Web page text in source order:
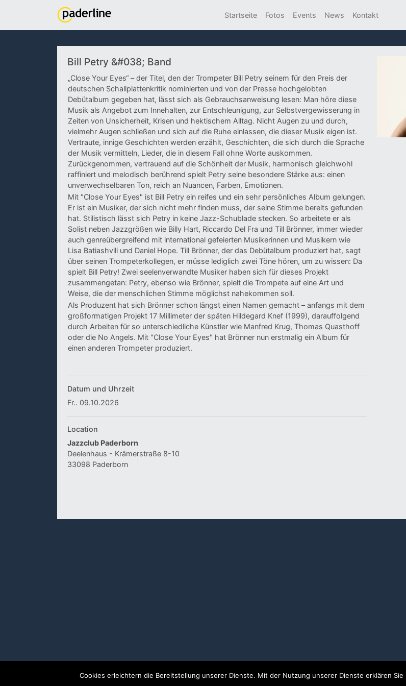
Startseite Fotos Events News Kontakt
Bill Petry &#038; Band
„Close Your Eyes“ – der Titel, den der Trompeter Bill Petry seinem für den Preis der
deutschen Schallplattenkritik nominierten und von der Presse hochgelobten
Debütalbum gegeben hat, lässt sich als Gebrauchsanweisung lesen: Man höre diese
Musik als Angebot zum Innehalten, zur Entschleunigung, zur Selbstvergewisserung in
Zeiten von Unsicherheit, Krisen und hektischem Alltag. Nicht Augen zu und durch,
vielmehr Augen schließen und sich auf die Ruhe einlassen, die dieser Musik eigen ist.
Vertraute, innige Geschichten werden erzählt, Geschichten, die sich durch die Sprache
der Musik vermitteln, Lieder, die in diesem Fall ohne Worte auskommen.
Zurückgenommen, vertrauend auf die Schönheit der Musik, harmonisch gleichwohl
raffiniert und melodisch berührend spielt Petry seine besondere Stärke aus: einen
unverwechselbaren Ton, reich an Nuancen, Farben, Emotionen.
Mit "Close Your Eyes" ist Bill Petry ein reifes und ein sehr persönliches Album gelungen.
Er ist ein Musiker, der sich nicht mehr finden muss, der seine Stimme bereits gefunden
hat. Stilistisch lässt sich Petry in keine Jazz-Schublade stecken. So arbeitete er als
Solist neben Jazzgrößen wie Billy Hart, Riccardo Del Fra und Till Brönner, immer wieder
auch genreübergreifend mit international gefeierten Musikerinnen und Musikern wie
Lisa Batiashvili und Daniel Hope. Till Brönner, der das Debütalbum produziert hat, sagt
über seinen Trompeterkollegen, er müsse lediglich zwei Töne hören, um zu wissen: Da
spielt Bill Petry! Zwei seelenverwandte Musiker haben sich für dieses Projekt
zusammengetan: Petry, ebenso wie Brönner, spielt die Trompete auf eine Art und
Weise, die der menschlichen Stimme möglichst nahekommen soll.
Als Produzent hat sich Brönner schon längst einen Namen gemacht – anfangs mit dem
großformatigen Projekt 17 Millimeter der späten Hildegard Knef (1999), darauffolgend
durch Arbeiten für so unterschiedliche Künstler wie Manfred Krug, Thomas Quasthoff
oder die No Angels. Mit "Close Your Eyes" hat Brönner nun erstmalig ein Album für
einen anderen Trompeter produziert.
Datum und Uhrzeit
Fr.. 09.10.2026
Location
Jazzclub Paderborn
Deelenhaus - Krämerstraße 8-10
33098 Paderborn
© Copyright 1999-2025 Paderline Made with love in Paderborn.
Cookies erleichtern die Bereitstellung unserer Dienste. Mit der Nutzung unserer Dienste erklären